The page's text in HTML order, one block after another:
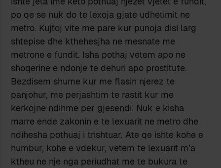
po qe se nuk do te lexoja gjate udhetimit ne
metro. Kujtoj vite me pare kur punoja disi larg
shtepise dhe kthehesjha ne mesnate me
metrone e fundit. Isha pothaj vetem apo ne
shoqerine e ndonje te dehuri apo prostitute.
Bezdisem shume kur me flasin njerez te
panjohur, me perjashtim te rastit kur me
kerkojne ndihme per gjesendi. Nuk e kisha
marre ende zakonin e te lexuarit ne metro dhe
ndihesha pothuaj i trishtuar. Ate qe ishte kohe e
humbur, kohe e vdekur, vetem te lexuarit m’a
ktheu ne nje nga periudhat me te bukura te